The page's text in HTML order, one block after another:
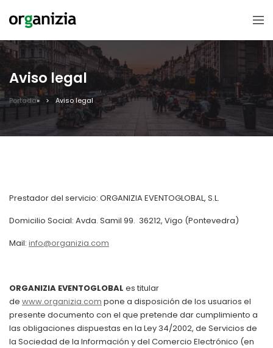
Aviso legal
Portada» Aviso legal
Prestador del servicio: ORGANIZIA EVENTOGLOBAL, S.L.
Domicilio Social: Avda. Samil 99. 36212, Vigo (Pontevedra)
Mail: info@organizia.com
ORGANIZIA EVENTOGLOBAL es titular
de www.organizia.com pone a disposición de los usuarios el
presente documento con el que pretende dar cumplimiento a
las obligaciones dispuestas en la Ley 34/2002, de Servicios de
la Sociedad de la Información y del Comercio Electrónico (en